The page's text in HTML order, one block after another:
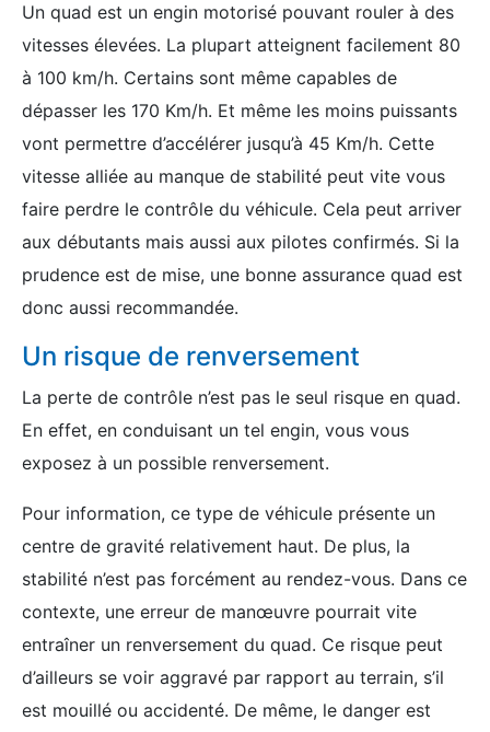
Un quad est un engin motorisé pouvant rouler à des
vitesses élevées. La plupart atteignent facilement 80
à 100 km/h. Certains sont même capables de
dépasser les 170 Km/h. Et même les moins puissants
vont permettre d’accélérer jusqu’à 45 Km/h. Cette
vitesse alliée au manque de stabilité peut vite vous
faire perdre le contrôle du véhicule. Cela peut arriver
aux débutants mais aussi aux pilotes confirmés. Si la
prudence est de mise, une bonne assurance quad est
donc aussi recommandée.
Un risque de renversement
La perte de contrôle n’est pas le seul risque en quad.
En effet, en conduisant un tel engin, vous vous
exposez à un possible renversement.
Pour information, ce type de véhicule présente un
centre de gravité relativement haut. De plus, la
stabilité n’est pas forcément au rendez-vous. Dans ce
contexte, une erreur de manœuvre pourrait vite
entraîner un renversement du quad. Ce risque peut
d’ailleurs se voir aggravé par rapport au terrain, s’il
est mouillé ou accidenté. De même, le danger est